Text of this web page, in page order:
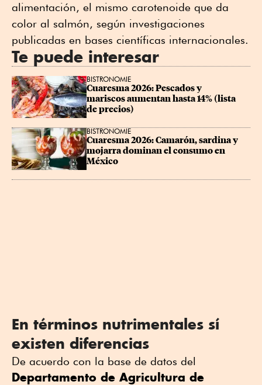
alimentación, el mismo carotenoide que da
color al salmón, según investigaciones
publicadas en bases científicas internacionales.
Te puede interesar
BISTRONOMIE
Cuaresma 2026: Pescados y
mariscos aumentan hasta 14% (lista
de precios)
BISTRONOMIE
Cuaresma 2026: Camarón, sardina y
mojarra dominan el consumo en
México
En términos nutrimentales sí
existen diferencias
De acuerdo con la base de datos del
Departamento de Agricultura de